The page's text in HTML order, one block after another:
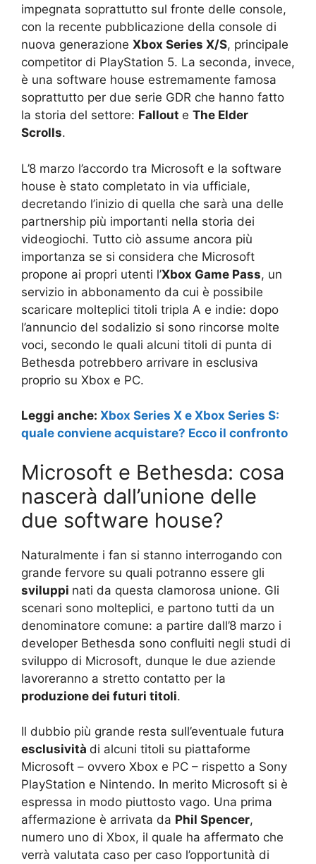
impegnata soprattutto sul fronte delle console,
con la recente pubblicazione della console di
nuova generazione Xbox Series X/S, principale
competitor di PlayStation 5. La seconda, invece,
è una software house estremamente famosa
soprattutto per due serie GDR che hanno fatto
la storia del settore: Fallout e The Elder
Scrolls.
L’8 marzo l’accordo tra Microsoft e la software
house è stato completato in via ufficiale,
decretando l’inizio di quella che sarà una delle
partnership più importanti nella storia dei
videogiochi. Tutto ciò assume ancora più
importanza se si considera che Microsoft
propone ai propri utenti l’Xbox Game Pass, un
servizio in abbonamento da cui è possibile
scaricare molteplici titoli tripla A e indie: dopo
l’annuncio del sodalizio si sono rincorse molte
voci, secondo le quali alcuni titoli di punta di
Bethesda potrebbero arrivare in esclusiva
proprio su Xbox e PC.
Leggi anche: Xbox Series X e Xbox Series S:
quale conviene acquistare? Ecco il confronto
Microsoft e Bethesda: cosa
nascerà dall’unione delle
due software house?
Naturalmente i fan si stanno interrogando con
grande fervore su quali potranno essere gli
sviluppi nati da questa clamorosa unione. Gli
scenari sono molteplici, e partono tutti da un
denominatore comune: a partire dall’8 marzo i
developer Bethesda sono confluiti negli studi di
sviluppo di Microsoft, dunque le due aziende
lavoreranno a stretto contatto per la
produzione dei futuri titoli.
Il dubbio più grande resta sull’eventuale futura
esclusività di alcuni titoli su piattaforme
Microsoft – ovvero Xbox e PC – rispetto a Sony
PlayStation e Nintendo. In merito Microsoft si è
espressa in modo piuttosto vago. Una prima
affermazione è arrivata da Phil Spencer,
numero uno di Xbox, il quale ha affermato che
verrà valutata caso per caso l’opportunità di